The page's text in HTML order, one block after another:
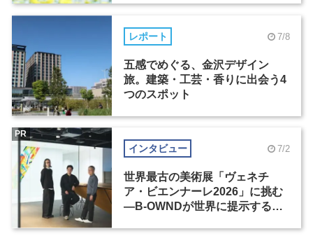
レポート 7/8
五感でめぐる、金沢デザイン
旅。建築・工芸・香りに出会う4
つのスポット
インタビュー 7/2
世界最古の美術展「ヴェネチ
ア・ビエンナーレ2026」に挑む
―B-OWNDが世界に提示する美
PR